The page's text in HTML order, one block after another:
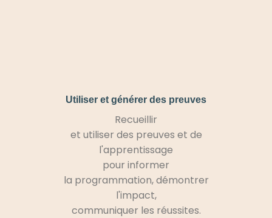
Utiliser et générer des preuves
Recueillir
et utiliser des preuves et de
l'apprentissage
pour informer
la programmation, démontrer
l'impact,
communiquer les réussites.